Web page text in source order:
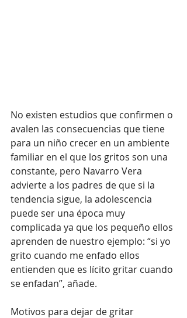
No existen estudios que confirmen o
avalen las consecuencias que tiene
para un niño crecer en un ambiente
familiar en el que los gritos son una
constante, pero Navarro Vera
advierte a los padres de que si la
tendencia sigue, la adolescencia
puede ser una época muy
complicada ya que los pequeño ellos
aprenden de nuestro ejemplo: “si yo
grito cuando me enfado ellos
entienden que es lícito gritar cuando
se enfadan”, añade.
Motivos para dejar de gritar